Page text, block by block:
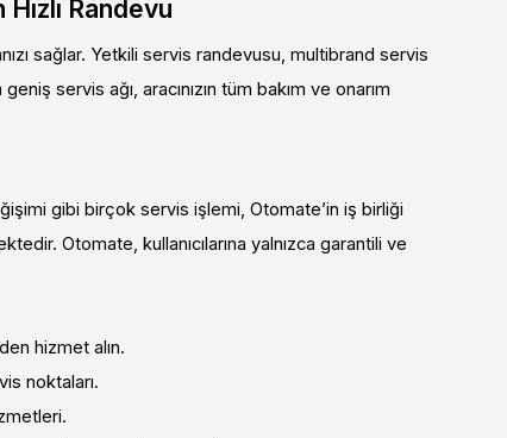
Randevu
sağlar. Yetkili servis randevusu, multibrand servis
servis ağı, aracınızın tüm bakım ve onarım
gibi birçok servis işlemi, Otomate’in iş birliği
Otomate, kullanıcılarına yalnızca garantili ve
hizmet alın.
noktaları.